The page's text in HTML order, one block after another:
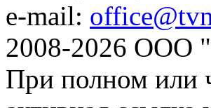
e-mail:
2008-2026 ООО
При полном или